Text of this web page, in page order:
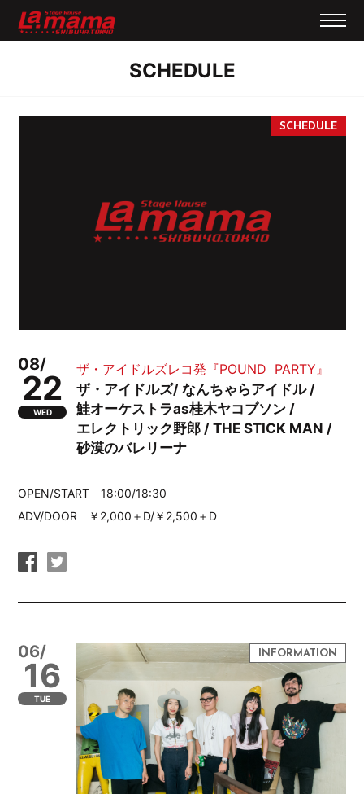
SCHEDULE
08/
22
WED
ザ・アイドルズレコ発『POUND PARTY』
ザ・アイドルズ/ なんちゃらアイドル /
鮭オーケストラas桂木ヤコブソン /
エレクトリック野郎 / THE STICK MAN /
砂漠のバレリーナ
OPEN/START 18:00/18:30
ADV/DOOR ￥2,000＋D/￥2,500＋D
06/
16
TUE